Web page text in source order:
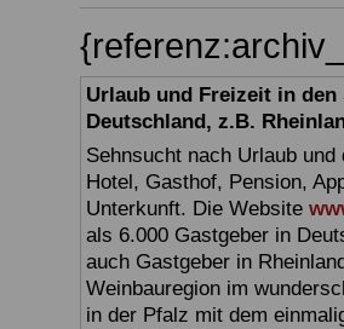
Urlaub und Freizeit in
Deutschland, z.B.
Sehnsucht nach Urlaub
Hotel, Gasthof, Pension,
Unterkunft. Die Website
als 6.000 Gastgeber in
auch Gastgeber in
Weinbauregion im
in der Pfalz mit dem